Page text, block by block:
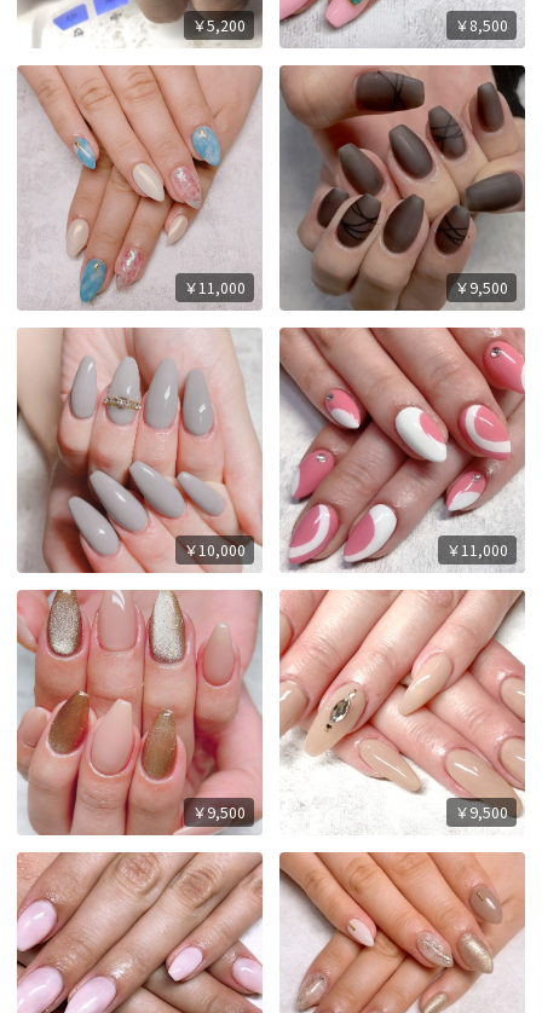
￥5,200 ￥8,500
￥11,000 ￥9,500
￥10,000 ￥11,000
￥9,500 ￥9,500